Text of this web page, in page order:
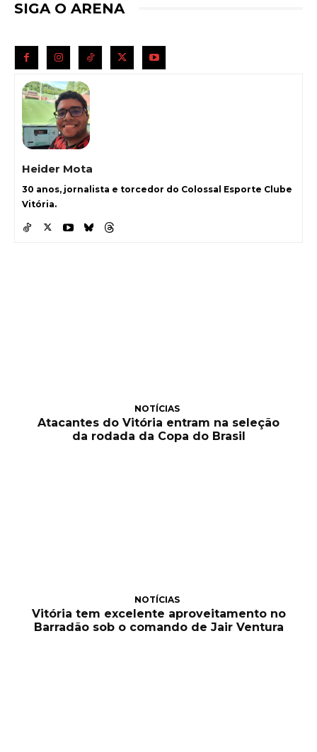
SIGA O ARENA
Heider Mota
30 anos, jornalista e torcedor do Colossal Esporte Clube
Vitória.
NOTÍCIAS
Atacantes do Vitória entram na seleção
da rodada da Copa do Brasil
NOTÍCIAS
Vitória tem excelente aproveitamento no
Barradão sob o comando de Jair Ventura